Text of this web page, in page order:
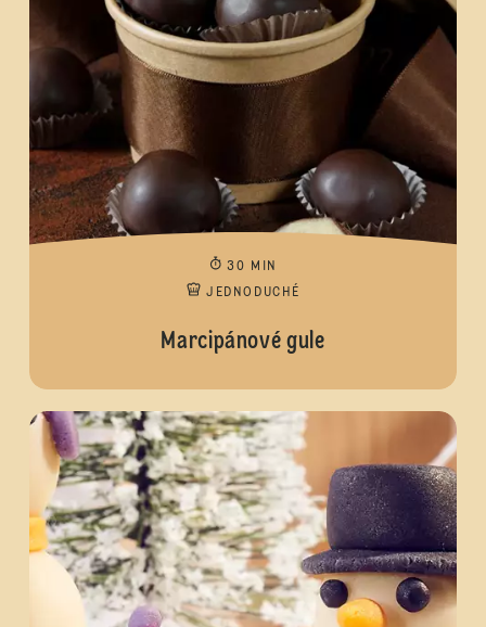
30 MIN
JEDNODUCHÉ
Marcipánové gule